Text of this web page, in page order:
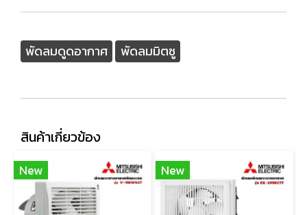
พัดลมดูดอากาศ พัดลมมิตซู
สินค้าเกี่ยวข้อง
New New